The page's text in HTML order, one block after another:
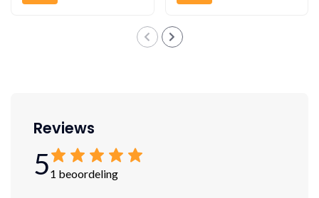
Reviews
51 beoordeling